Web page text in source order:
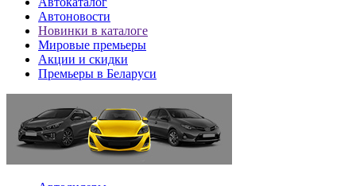
Автоновости
Новинки в каталоге
Мировые премьеры
Акции и скидки
Премьеры в Беларуси